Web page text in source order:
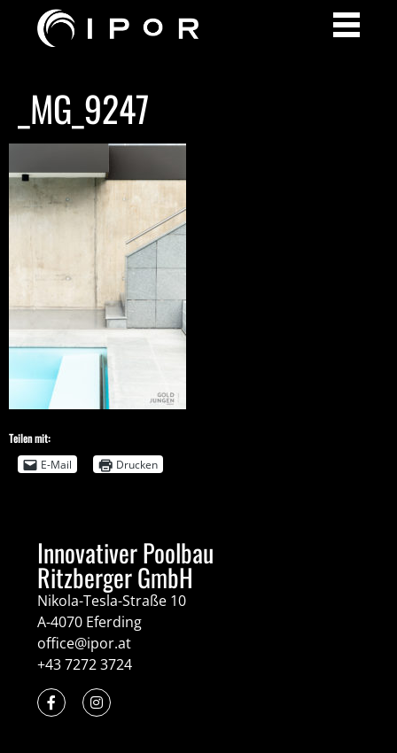
_MG_9247
Teilen mit:
E-Mail
Drucken
Innovativer Poolbau
Ritzberger GmbH
Nikola-Tesla-Straße 10
A-4070 Eferding
office@ipor.at
+43 7272 3724